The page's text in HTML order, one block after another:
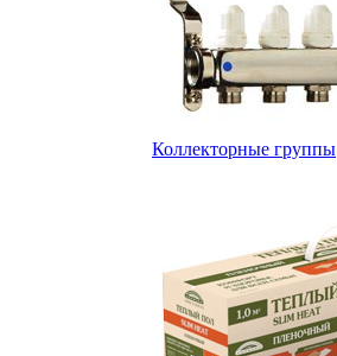
Коллекторные группы